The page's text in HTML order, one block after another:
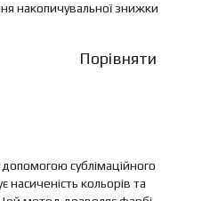
накопичувальної знижки
Порівняти
сублімаційного
насиченість кольорів та